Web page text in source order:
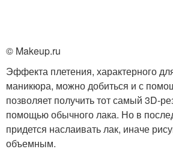
© Makeup.ru
Эффекта плетения, характерного
маникюра, можно добиться и с
позволяет получить тот самый 3D-
помощью обычного лака. Но в
придется наслаивать лак, иначе
объемным.